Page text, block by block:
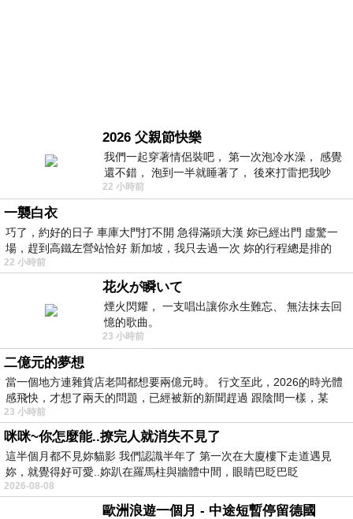
2026 父親節快樂
我們一起穿著情侶裝吧， 第一次泡冷水澡， 感覺
還不錯， 泡到一半就睡著了， 後來打雷把我吵
醒， 手
22 小時前
一襲白衣
巧了，約好的日子 車庫大門打不開 急得滿頭大漢 妳已經出門 虛驚一
場，趕到高鐵左營站恰好 新加坡，我只去過一次 妳的行程總是排的
22 小時前
花火が瞬いて
煙火閃耀， 一支唱出讓你永生難忘、 無法抹去回
憶的歌曲。
23 小時前
二億元的夢想
當一個地方連雜貨店老闆都想要兩億元時。 行文至此，2026的時光體
感飛快，才想了兩天的問題，已經被新的新聞趕過 跟陰間一樣，某
23 小時前
咪咪~你怎麼能..撩完人就消失不見了
這半個月都不見妳貓影 我們認識半年了 第一次在大廈樓下走道遇見
妳，就覺得好可愛..妳趴在羅馬柱與牆體中間，眼睛巴眨巴眨
2026-08-08
歐洲浪遊一個月 - 中途短暫停留德國